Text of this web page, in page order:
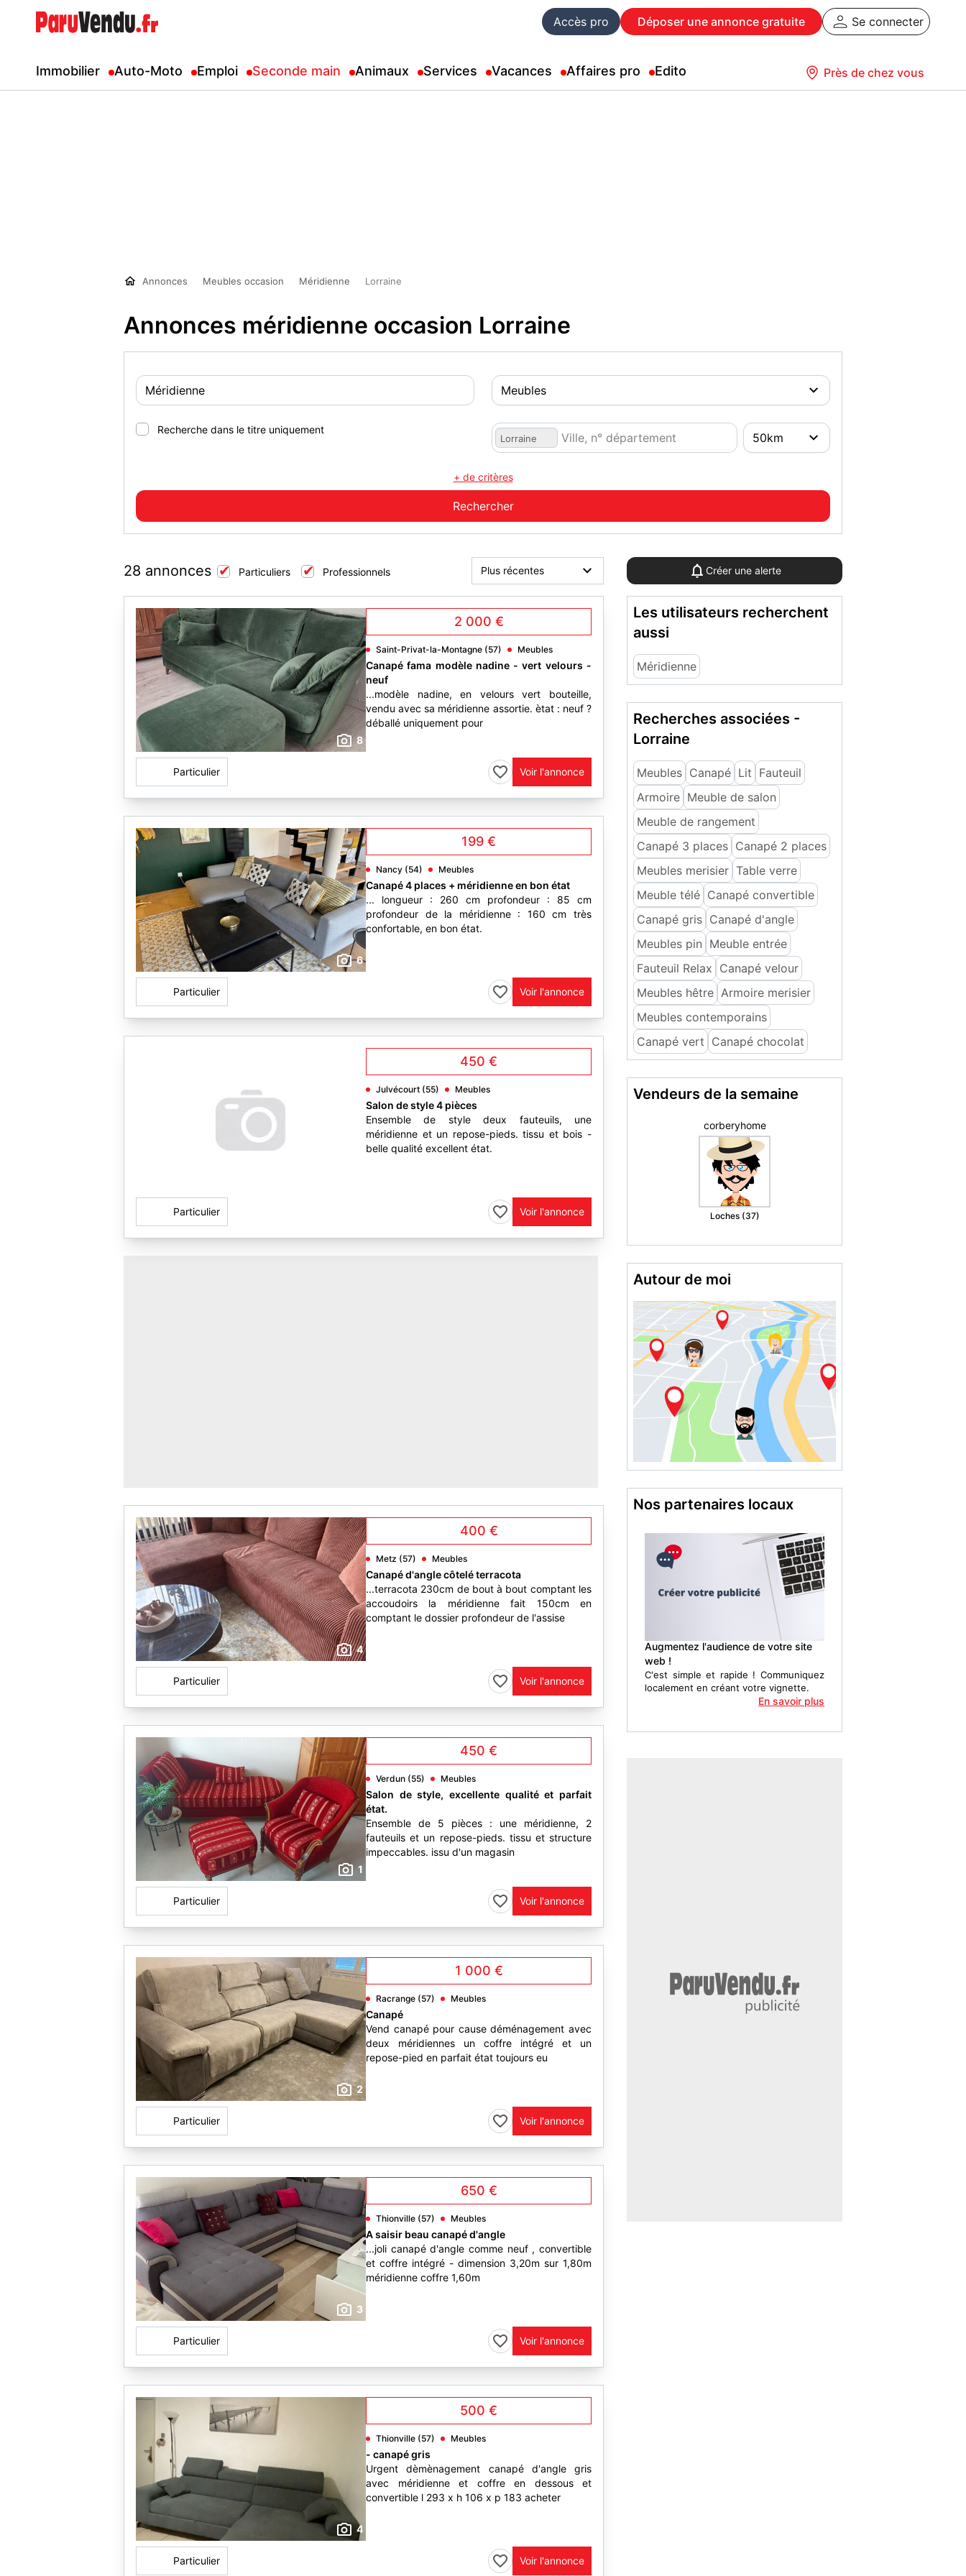
Accès pro Déposer une annonce gratuite Se connecter
Immobilier Auto-Moto Emploi Seconde main Animaux Services Vacances Affaires pro Edito Près de chez vous
Annonces Meubles occasion Méridienne Lorraine
Annonces méridienne occasion Lorraine
Recherche dans le titre uniquement
Lorraine
+ de critères
28 annonces Particuliers Professionnels Créer une alerte
8
2 000 €
Saint-Privat-la-Montagne (57) Meubles
Canapé fama modèle nadine - vert velours -
neuf
...modèle nadine, en velours vert bouteille,
vendu avec sa méridienne assortie. ètat : neuf ?
déballé uniquement pour
Particulier Voir l'annonce
6
199 €
Nancy (54) Meubles
Canapé 4 places + méridienne en bon état
... longueur : 260 cm profondeur : 85 cm
profondeur de la méridienne : 160 cm très
confortable, en bon état.
Particulier Voir l'annonce
450 €
Julvécourt (55) Meubles
Salon de style 4 pièces
Ensemble de style deux fauteuils, une
méridienne et un repose-pieds. tissu et bois -
belle qualité excellent état.
Particulier Voir l'annonce
4
400 €
Metz (57) Meubles
Canapé d'angle côtelé terracota
...terracota 230cm de bout à bout comptant les
accoudoirs la méridienne fait 150cm en
comptant le dossier profondeur de l'assise
Particulier Voir l'annonce
1
450 €
Verdun (55) Meubles
Salon de style, excellente qualité et parfait
état.
Ensemble de 5 pièces : une méridienne, 2
fauteuils et un repose-pieds. tissu et structure
impeccables. issu d'un magasin
Particulier Voir l'annonce
2
1 000 €
Racrange (57) Meubles
Canapé
Vend canapé pour cause déménagement avec
deux méridiennes un coffre intégré et un
repose-pied en parfait état toujours eu
Particulier Voir l'annonce
3
650 €
Thionville (57) Meubles
A saisir beau canapé d'angle
...joli canapé d'angle comme neuf , convertible
et coffre intégré - dimension 3,20m sur 1,80m
méridienne coffre 1,60m
Particulier Voir l'annonce
4
500 €
Thionville (57) Meubles
- canapé gris
Urgent dèmènagement canapé d'angle gris
avec méridienne et coffre en dessous et
convertible l 293 x h 106 x p 183 acheter
Particulier Voir l'annonce
Les utilisateurs recherchent
aussi
Méridienne
Recherches associées -
Lorraine
Meubles Canapé Lit Fauteuil
Armoire Meuble de salon
Meuble de rangement
Canapé 3 places Canapé 2 places
Meubles merisier Table verre
Meuble télé Canapé convertible
Canapé gris Canapé d'angle
Meubles pin Meuble entrée
Fauteuil Relax Canapé velour
Meubles hêtre Armoire merisier
Meubles contemporains
Canapé vert Canapé chocolat
Vendeurs de la semaine
Marie christine
M.
Autour de moi
Nos partenaires locaux
Augmentez l'audience de votre site
web !
C'est simple et rapide ! Communiquez
localement en créant votre vignette.